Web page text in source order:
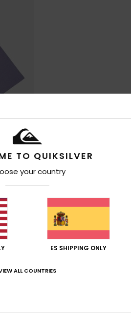
TO QUIKSILVER
your country
ES SHIPPING ONLY
ALL COUNTRIES